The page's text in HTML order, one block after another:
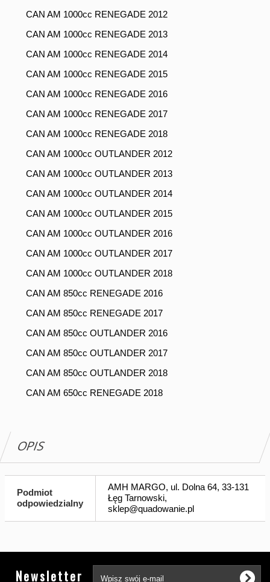
CAN AM 1000cc RENEGADE 2012
CAN AM 1000cc RENEGADE 2013
CAN AM 1000cc RENEGADE 2014
CAN AM 1000cc RENEGADE 2015
CAN AM 1000cc RENEGADE 2016
CAN AM 1000cc RENEGADE 2017
CAN AM 1000cc RENEGADE 2018
CAN AM 1000cc OUTLANDER 2012
CAN AM 1000cc OUTLANDER 2013
CAN AM 1000cc OUTLANDER 2014
CAN AM 1000cc OUTLANDER 2015
CAN AM 1000cc OUTLANDER 2016
CAN AM 1000cc OUTLANDER 2017
CAN AM 1000cc OUTLANDER 2018
CAN AM 850cc RENEGADE 2016
CAN AM 850cc RENEGADE 2017
CAN AM 850cc OUTLANDER 2016
CAN AM 850cc OUTLANDER 2017
CAN AM 850cc OUTLANDER 2018
CAN AM 650cc RENEGADE 2018
OPIS
Podmiot
odpowiedzialny
AMH MARGO, ul. Dolna 64, 33-131
Łęg Tarnowski,
sklep@quadowanie.pl
Newsletter